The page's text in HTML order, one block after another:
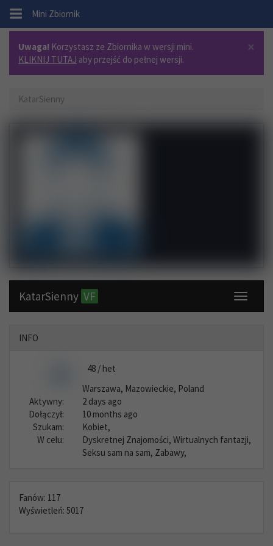
. Mini Zbiornik
×
Uwaga! Korzystasz ze Zbiornika w wersji mini.
KLIKNIJ TUTAJ aby przejść do pełnej wersji.
KatarSienny
Toggle
KatarSienny VF
INFO
48 / het
Warszawa, Mazowieckie, Poland
Aktywny:
2 days ago
Dołączył:
10 months ago
Szukam:
Kobiet,
W celu:
Dyskretnej Znajomości, Wirtualnych fantazji,
Seksu sam na sam, Zabawy,
Fanów: 117
Wyświetleń: 5017